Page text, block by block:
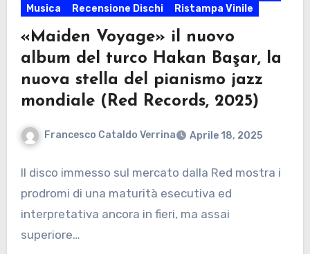
Musica
Recensione Dischi Ristampa Vinile
«Maiden Voyage» il nuovo
album del turco Hakan Başar, la
nuova stella del pianismo jazz
mondiale (Red Records, 2025)
Francesco Cataldo Verrina Aprile 18, 2025
Il disco immesso sul mercato dalla Red mostra i
prodromi di una maturità esecutiva ed
interpretativa ancora in fieri, ma assai
superiore…